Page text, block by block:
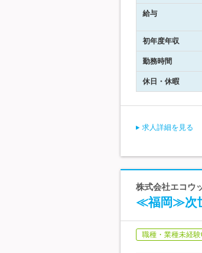
給与
初年度年収
勤務時間
休日・休暇
求人詳細を見る
株式会社エコウ
≪福岡≫次
職種・業種未経験